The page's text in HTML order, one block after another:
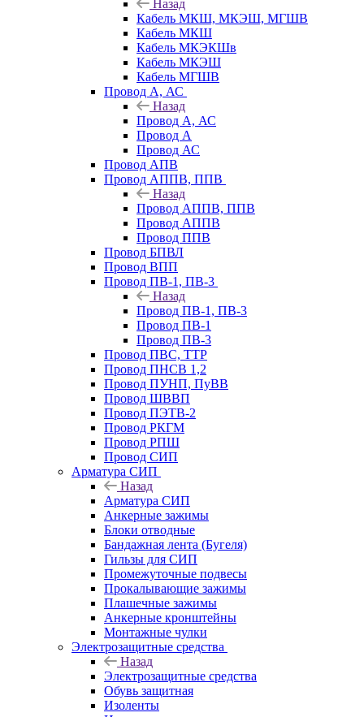
Назад
Кабель МКШ, МКЭШ, МГШВ
Кабель МКШ
Кабель МКЭКШв
Кабель МКЭШ
Кабель МГШВ
Провод А, АС
Назад
Провод А, АС
Провод А
Провод АС
Провод АПВ
Провод АППВ, ППВ
Назад
Провод АППВ, ППВ
Провод АППВ
Провод ППВ
Провод БПВЛ
Провод ВПП
Провод ПВ-1, ПВ-3
Назад
Провод ПВ-1, ПВ-3
Провод ПВ-1
Провод ПВ-3
Провод ПВС, ТТР
Провод ПНСВ 1,2
Провод ПУНП, ПуВВ
Провод ШВВП
Провод ПЭТВ-2
Провод РКГМ
Провод РПШ
Провод СИП
Арматура СИП
Назад
Арматура СИП
Анкерные зажимы
Блоки отводные
Бандажная лента (Бугеля)
Гильзы для СИП
Промежуточные подвесы
Прокалывающие зажимы
Плашечные зажимы
Анкерные кронштейны
Монтажные чулки
Электрозащитные средства
Назад
Электрозащитные средства
Обувь защитная
Изоленты